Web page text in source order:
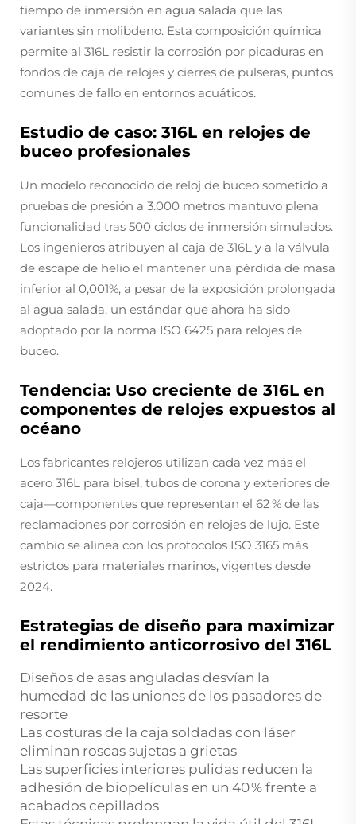
tiempo de inmersión en agua salada que las
variantes sin molibdeno. Esta composición química
permite al 316L resistir la corrosión por picaduras en
fondos de caja de relojes y cierres de pulseras, puntos
comunes de fallo en entornos acuáticos.
Estudio de caso: 316L en relojes de
buceo profesionales
Un modelo reconocido de reloj de buceo sometido a
pruebas de presión a 3.000 metros mantuvo plena
funcionalidad tras 500 ciclos de inmersión simulados.
Los ingenieros atribuyen al caja de 316L y a la válvula
de escape de helio el mantener una pérdida de masa
inferior al 0,001%, a pesar de la exposición prolongada
al agua salada, un estándar que ahora ha sido
adoptado por la norma ISO 6425 para relojes de
buceo.
Tendencia: Uso creciente de 316L en
componentes de relojes expuestos al
océano
Los fabricantes relojeros utilizan cada vez más el
acero 316L para bisel, tubos de corona y exteriores de
caja—componentes que representan el 62 % de las
reclamaciones por corrosión en relojes de lujo. Este
cambio se alinea con los protocolos ISO 3165 más
estrictos para materiales marinos, vigentes desde
2024.
Estrategias de diseño para maximizar
el rendimiento anticorrosivo del 316L
Diseños de asas anguladas desvían la
humedad de las uniones de los pasadores de
resorte
Las costuras de la caja soldadas con láser
eliminan roscas sujetas a grietas
Las superficies interiores pulidas reducen la
adhesión de biopelículas en un 40 % frente a
acabados cepillados